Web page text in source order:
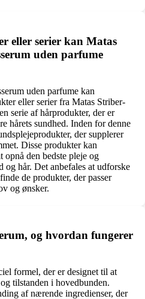
eller serier kan Matas
uden parfume
uden parfume kan
eller serier fra Matas Striber-
serie af hårprodukter, der er
hårets sundhed. Inden for denne
der supplerer
Disse produkter kan
opnå den bedste pleje og
og hår. Det anbefales at udforske
de produkter, der passer
og ønsker.
og hvordan fungerer
formel, der er designet til at
tilstanden i hovedbunden.
af nærende ingredienser, der